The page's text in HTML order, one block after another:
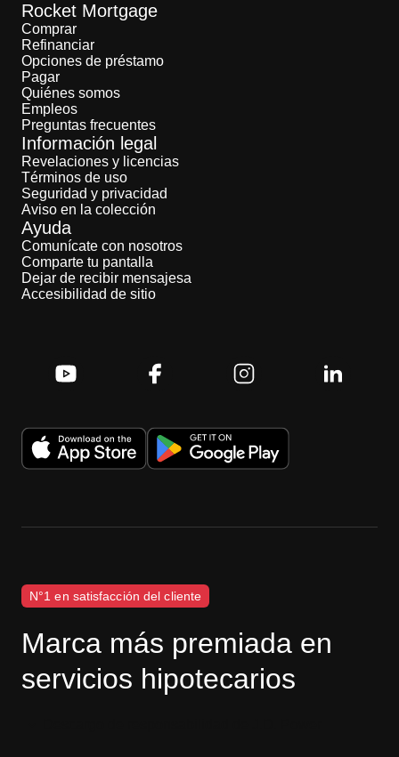
Rocket Mortgage
Comprar
Refinanciar
Opciones de préstamo
Pagar
Quiénes somos
Empleos
Preguntas frecuentes
Información legal
Revelaciones y licencias
Términos de uso
Seguridad y privacidad
Aviso en la colección
Ayuda
Comunícate con nosotros
Comparte tu pantalla
Dejar de recibir mensajesa
Accesibilidad de sitio
N°1 en satisfacción del cliente
Marca más premiada en
servicios hipotecarios